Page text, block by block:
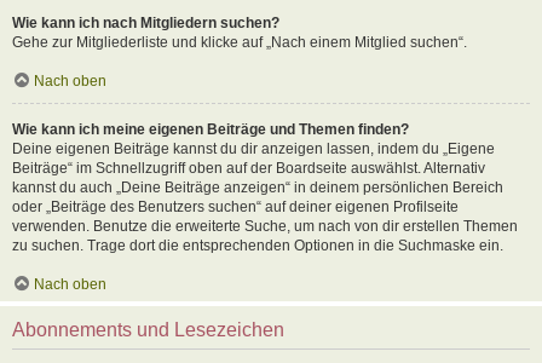
Wie kann ich nach Mitgliedern suchen?
Gehe zur Mitgliederliste und klicke auf „Nach einem Mitglied suchen“.
Nach oben
Wie kann ich meine eigenen Beiträge und Themen finden?
Deine eigenen Beiträge kannst du dir anzeigen lassen, indem du „Eigene
Beiträge“ im Schnellzugriff oben auf der Boardseite auswählst. Alternativ
kannst du auch „Deine Beiträge anzeigen“ in deinem persönlichen Bereich
oder „Beiträge des Benutzers suchen“ auf deiner eigenen Profilseite
verwenden. Benutze die erweiterte Suche, um nach von dir erstellen Themen
zu suchen. Trage dort die entsprechenden Optionen in die Suchmaske ein.
Nach oben
Abonnements und Lesezeichen